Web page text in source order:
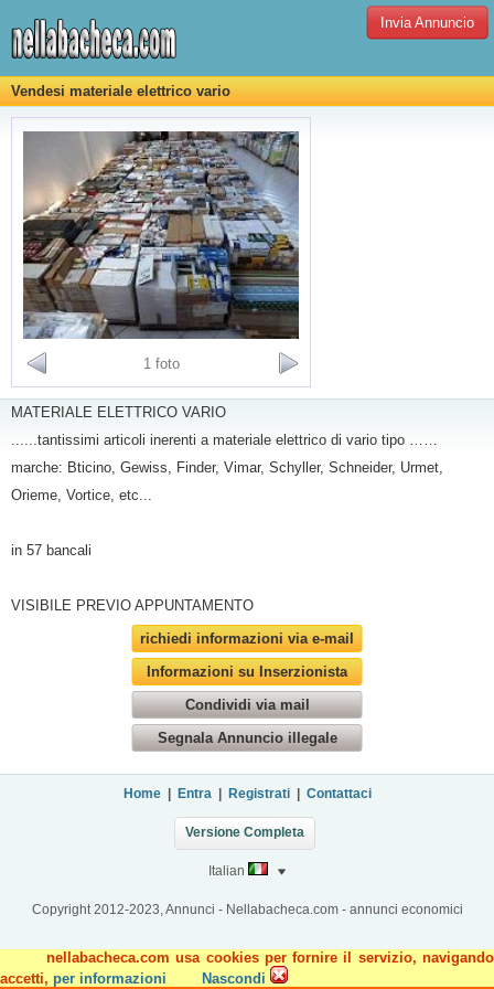
nellabacheca.com usa cookies per fornire il servizio, navigando
accetti, per informazioni Nascondi
Invia Annuncio
Vendesi materiale elettrico vario
1 foto
MATERIALE ELETTRICO VARIO
......tantissimi articoli inerenti a materiale elettrico di vario tipo ……
marche: Bticino, Gewiss, Finder, Vimar, Schyller, Schneider, Urmet,
Orieme, Vortice, etc...
in 57 bancali
VISIBILE PREVIO APPUNTAMENTO
richiedi informazioni via e-mail
Informazioni su Inserzionista
Condividi via mail
Segnala Annuncio illegale
Home| Entra Registrati| Contattaci
Versione Completa
Italian
Copyright 2012-2023, Annunci - Nellabacheca.com - annunci economici